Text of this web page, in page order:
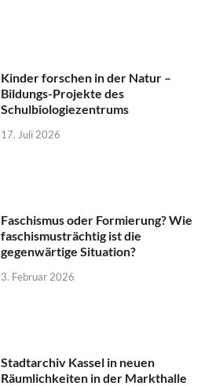
Kinder forschen in der Natur –
Bildungs-Projekte des
Schulbiologiezentrums
17. Juli 2026
Faschismus oder Formierung? Wie
faschismusträchtig ist die
gegenwärtige Situation?
3. Februar 2026
Stadtarchiv Kassel in neuen
Räumlichkeiten in der Markthalle